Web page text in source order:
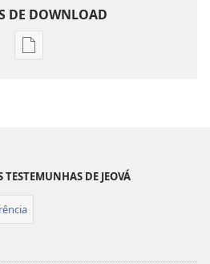
DE DOWNLOAD
Opções
Novembro de 2007
DE JEOVÁ